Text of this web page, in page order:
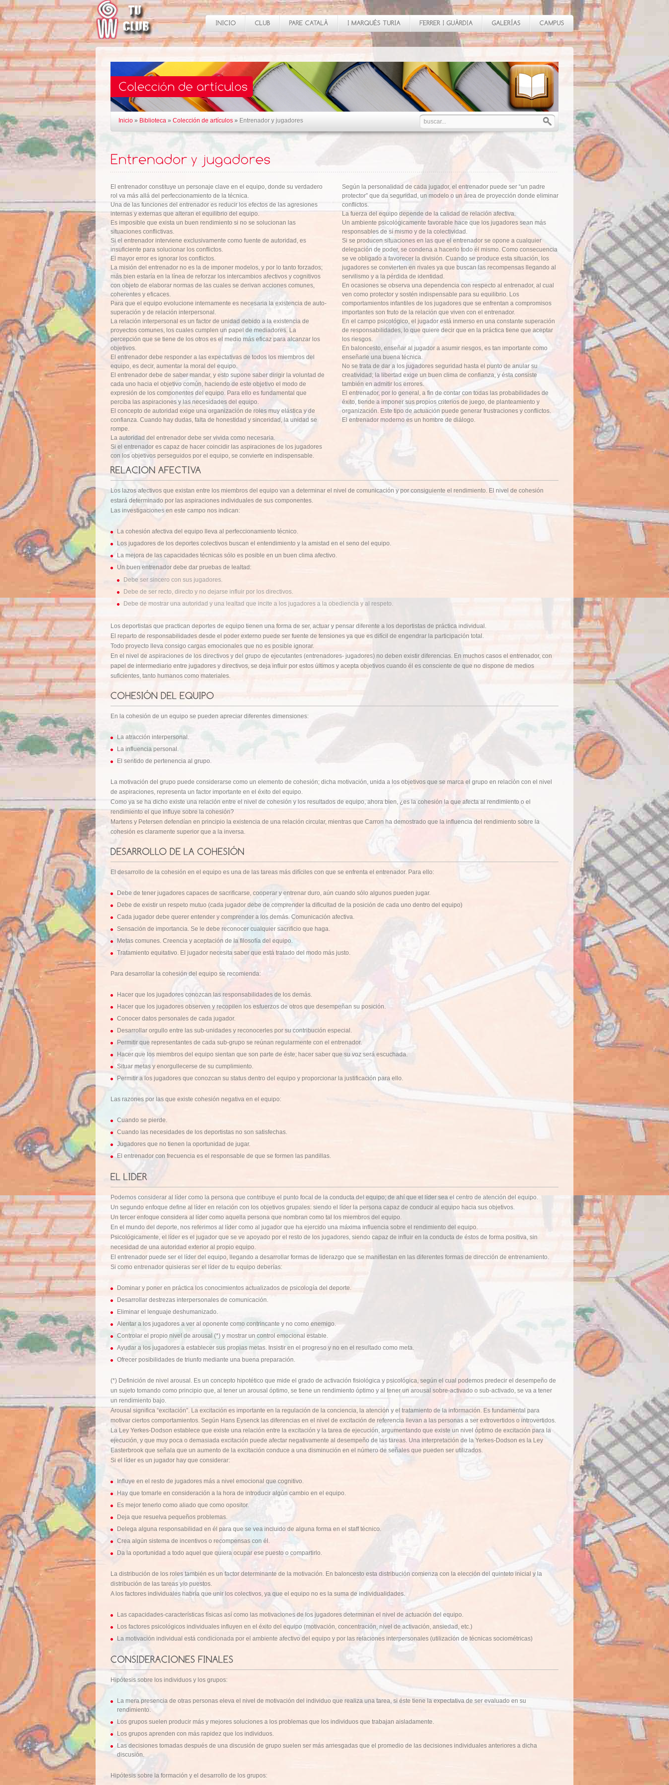
Inicio » Biblioteca » Colección de artículos » Entrenador y jugadores
El entrenador constituye un personaje clave en el equipo, donde su verdadero
rol va más allá del perfeccionamiento de la técnica.
Una de las funciones del entrenador es reducir los efectos de las agresiones
internas y externas que alteran el equilibrio del equipo.
Es imposible que exista un buen rendimiento si no se solucionan las
situaciones conflictivas.
Si el entrenador interviene exclusivamente como fuente de autoridad, es
insuficiente para solucionar los conflictos.
El mayor error es ignorar los conflictos.
La misión del entrenador no es la de imponer modelos, y por lo tanto forzados;
más bien estaría en la línea de reforzar los intercambios afectivos y cognitivos
con objeto de elaborar normas de las cuales se derivan acciones comunes,
coherentes y eficaces.
Para que el equipo evolucione internamente es necesaria la existencia de auto-
superación y de relación interpersonal.
La relación interpersonal es un factor de unidad debido a la existencia de
proyectos comunes, los cuales cumplen un papel de mediadores. La
percepción que se tiene de los otros es el medio más eficaz para alcanzar los
objetivos.
El entrenador debe responder a las expectativas de todos los miembros del
equipo, es decir, aumentar la moral del equipo.
El entrenador debe de saber mandar, y esto supone saber dirigir la voluntad de
cada uno hacia el objetivo común, haciendo de este objetivo el modo de
expresión de los componentes del equipo. Para ello es fundamental que
perciba las aspiraciones y las necesidades del equipo.
El concepto de autoridad exige una organización de roles muy elástica y de
confianza. Cuando hay dudas, falta de honestidad y sinceridad, la unidad se
rompe.
La autoridad del entrenador debe ser vivida como necesaria.
Si el entrenador es capaz de hacer coincidir las aspiraciones de los jugadores
con los objetivos perseguidos por el equipo, se convierte en indispensable.
Según la personalidad de cada jugador, el entrenador puede ser “un padre
protector” que da seguridad, un modelo o un área de proyección donde eliminar
conflictos.
La fuerza del equipo depende de la calidad de relación afectiva.
Un ambiente psicológicamente favorable hace que los jugadores sean más
responsables de sí mismo y de la colectividad.
Si se producen situaciones en las que el entrenador se opone a cualquier
delegación de poder, se condena a hacerlo todo él mismo. Como consecuencia
se ve obligado a favorecer la división. Cuando se produce esta situación, los
jugadores se convierten en rivales ya que buscan las recompensas llegando al
servilismo y a la pérdida de identidad.
En ocasiones se observa una dependencia con respecto al entrenador, al cual
ven como protector y sostén indispensable para su equilibrio. Los
comportamientos infantiles de los jugadores que se enfrentan a compromisos
importantes son fruto de la relación que viven con el entrenador.
En el campo psicológico, el jugador está inmerso en una constante superación
de responsabilidades, lo que quiere decir que en la práctica tiene que aceptar
los riesgos.
En baloncesto, enseñar al jugador a asumir riesgos, es tan importante como
enseñarle una buena técnica.
No se trata de dar a los jugadores seguridad hasta el punto de anular su
creatividad; la libertad exige un buen clima de confianza, y ésta consiste
también en admitir los errores.
El entrenador, por lo general, a fin de contar con todas las probabilidades de
éxito, tiende a imponer sus propios criterios de juego, de planteamiento y
organización. Este tipo de actuación puede generar frustraciones y conflictos.
El entrenador moderno es un hombre de diálogo.
Los lazos afectivos que existan entre los miembros del equipo van a determinar el nivel de comunicación y por consiguiente el rendimiento. El nivel de cohesión
estará determinado por las aspiraciones individuales de sus componentes.
Las investigaciones en este campo nos indican:
La cohesión afectiva del equipo lleva al perfeccionamiento técnico.
Los jugadores de los deportes colectivos buscan el entendimiento y la amistad en el seno del equipo.
La mejora de las capacidades técnicas sólo es posible en un buen clima afectivo.
Un buen entrenador debe dar pruebas de lealtad:
Debe ser sincero con sus jugadores.
Debe de ser recto, directo y no dejarse influir por los directivos.
Debe de mostrar una autoridad y una lealtad que incite a los jugadores a la obediencia y al respeto.
Los deportistas que practican deportes de equipo tienen una forma de ser, actuar y pensar diferente a los deportistas de práctica individual.
El reparto de responsabilidades desde el poder externo puede ser fuente de tensiones ya que es difícil de engendrar la participación total.
Todo proyecto lleva consigo cargas emocionales que no es posible ignorar.
En el nivel de aspiraciones de los directivos y del grupo de ejecutantes (entrenadores- jugadores) no deben existir diferencias. En muchos casos el entrenador, con
papel de intermediario entre jugadores y directivos, se deja influir por estos últimos y acepta objetivos cuando él es consciente de que no dispone de medios
suficientes, tanto humanos como materiales.
En la cohesión de un equipo se pueden apreciar diferentes dimensiones:
La atracción interpersonal.
La influencia personal.
El sentido de pertenencia al grupo.
La motivación del grupo puede considerarse como un elemento de cohesión; dicha motivación, unida a los objetivos que se marca el grupo en relación con el nivel
de aspiraciones, representa un factor importante en el éxito del equipo.
Como ya se ha dicho existe una relación entre el nivel de cohesión y los resultados de equipo, ahora bien, ¿es la cohesión la que afecta al rendimiento o el
rendimiento el que influye sobre la cohesión?
Martens y Petersen defendían en principio la existencia de una relación circular, mientras que Carron ha demostrado que la influencia del rendimiento sobre la
cohesión es claramente superior que a la inversa.
El desarrollo de la cohesión en el equipo es una de las tareas más difíciles con que se enfrenta el entrenador. Para ello:
Debe de tener jugadores capaces de sacrificarse, cooperar y entrenar duro, aún cuando sólo algunos pueden jugar.
Debe de existir un respeto mutuo (cada jugador debe de comprender la dificultad de la posición de cada uno dentro del equipo)
Cada jugador debe querer entender y comprender a los demás. Comunicación afectiva.
Sensación de importancia. Se le debe reconocer cualquier sacrificio que haga.
Metas comunes. Creencia y aceptación de la filosofía del equipo.
Tratamiento equitativo. El jugador necesita saber que está tratado del modo más justo.
Para desarrollar la cohesión del equipo se recomienda:
Hacer que los jugadores conozcan las responsabilidades de los demás.
Hacer que los jugadores observen y recopilen los esfuerzos de otros que desempeñan su posición.
Conocer datos personales de cada jugador.
Desarrollar orgullo entre las sub-unidades y reconocerles por su contribución especial.
Permitir que representantes de cada sub-grupo se reúnan regularmente con el entrenador.
Hacer que los miembros del equipo sientan que son parte de éste; hacer saber que su voz será escuchada.
Situar metas y enorgullecerse de su cumplimiento.
Permitir a los jugadores que conozcan su status dentro del equipo y proporcionar la justificación para ello.
Las razones por las que existe cohesión negativa en el equipo:
Cuando se pierde.
Cuando las necesidades de los deportistas no son satisfechas.
Jugadores que no tienen la oportunidad de jugar.
El entrenador con frecuencia es el responsable de que se formen las pandillas.
Podemos considerar al líder como la persona que contribuye el punto focal de la conducta del equipo; de ahí que el líder sea el centro de atención del equipo.
Un segundo enfoque define al líder en relación con los objetivos grupales: siendo el líder la persona capaz de conducir al equipo hacia sus objetivos.
Un tercer enfoque considera al líder como aquella persona que nombran como tal los miembros del equipo.
En el mundo del deporte, nos referimos al líder como al jugador que ha ejercido una máxima influencia sobre el rendimiento del equipo.
Psicológicamente, el líder es el jugador que se ve apoyado por el resto de los jugadores, siendo capaz de influir en la conducta de éstos de forma positiva, sin
necesidad de una autoridad exterior al propio equipo.
El entrenador puede ser el líder del equipo, llegando a desarrollar formas de liderazgo que se manifiestan en las diferentes formas de dirección de entrenamiento.
Si como entrenador quisieras ser el líder de tu equipo deberías:
Dominar y poner en práctica los conocimientos actualizados de psicología del deporte.
Desarrollar destrezas interpersonales de comunicación.
Eliminar el lenguaje deshumanizado.
Alentar a los jugadores a ver al oponente como contrincante y no como enemigo.
Controlar el propio nivel de arousal (*) y mostrar un control emocional estable.
Ayudar a los jugadores a establecer sus propias metas. Insistir en el progreso y no en el resultado como meta.
Ofrecer posibilidades de triunfo mediante una buena preparación.
(*) Definición de nivel arousal. Es un concepto hipotético que mide el grado de activación fisiológica y psicológica, según el cual podemos predecir el desempeño de
un sujeto tomando como principio que, al tener un arousal óptimo, se tiene un rendimiento óptimo y al tener un arousal sobre-activado o sub-activado, se va a tener
un rendimiento bajo.
Arousal significa “excitación”. La excitación es importante en la regulación de la conciencia, la atención y el tratamiento de la información. Es fundamental para
motivar ciertos comportamientos. Según Hans Eysenck las diferencias en el nivel de excitación de referencia llevan a las personas a ser extrovertidos o introvertidos.
La Ley Yerkes-Dodson establece que existe una relación entre la excitación y la tarea de ejecución, argumentando que existe un nivel óptimo de excitación para la
ejecución, y que muy poca o demasiada excitación puede afectar negativamente al desempeño de las tareas. Una interpretación de la Yerkes-Dodson es la Ley
Easterbrook que señala que un aumento de la excitación conduce a una disminución en el número de señales que pueden ser utilizados.
Si el líder es un jugador hay que considerar:
Influye en el resto de jugadores más a nivel emocional que cognitivo.
Hay que tomarle en consideración a la hora de introducir algún cambio en el equipo.
Es mejor tenerlo como aliado que como opositor.
Deja que resuelva pequeños problemas.
Delega alguna responsabilidad en él para que se vea incluido de alguna forma en el staff técnico.
Crea algún sistema de incentivos o recompensas con él.
Da la oportunidad a todo aquel que quiera ocupar ese puesto o compartirlo.
La distribución de los roles también es un factor determinante de la motivación. En baloncesto esta distribución comienza con la elección del quinteto inicial y la
distribución de las tareas y/o puestos.
A los factores individuales habría que unir los colectivos, ya que el equipo no es la suma de individualidades.
Las capacidades-características físicas así como las motivaciones de los jugadores determinan el nivel de actuación del equipo.
Los factores psicológicos individuales influyen en el éxito del equipo (motivación, concentración, nivel de activación, ansiedad, etc.)
La motivación individual está condicionada por el ambiente afectivo del equipo y por las relaciones interpersonales (utilización de técnicas sociométricas)
Hipótesis sobre los individuos y los grupos:
La mera presencia de otras personas eleva el nivel de motivación del individuo que realiza una tarea, si éste tiene la expectativa de ser evaluado en su
rendimiento.
Los grupos suelen producir más y mejores soluciones a los problemas que los individuos que trabajan aisladamente.
Los grupos aprenden con más rapidez que los individuos.
Las decisiones tomadas después de una discusión de grupo suelen ser más arriesgadas que el promedio de las decisiones individuales anteriores a dicha
discusión.
Hipótesis sobre la formación y el desarrollo de los grupos: